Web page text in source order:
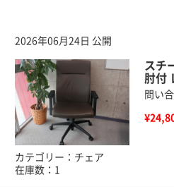
2026年06月24日 公開
スチ
肘付
問い
カテゴリー：チェア
在庫数：1